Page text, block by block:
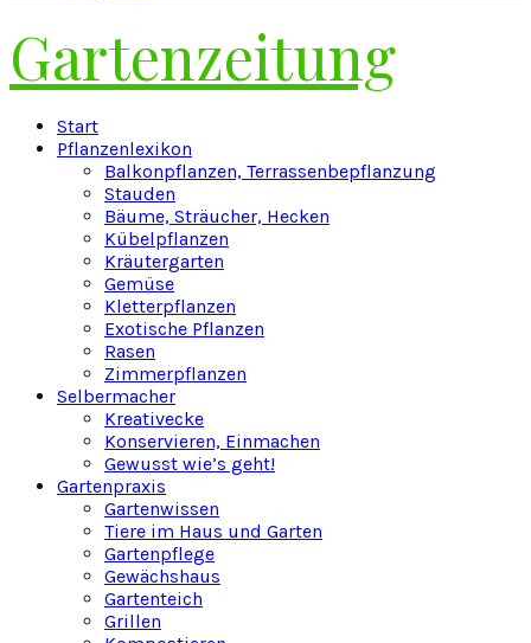
Gartenzeitung
Start
Pflanzenlexikon
Balkonpflanzen, Terrassenbepflanzung
Stauden
Bäume, Sträucher, Hecken
Kübelpflanzen
Kräutergarten
Gemüse
Kletterpflanzen
Exotische Pflanzen
Rasen
Zimmerpflanzen
Selbermacher
Kreativecke
Konservieren, Einmachen
Gewusst wie’s geht!
Gartenpraxis
Gartenwissen
Tiere im Haus und Garten
Gartenpflege
Gewächshaus
Gartenteich
Grillen